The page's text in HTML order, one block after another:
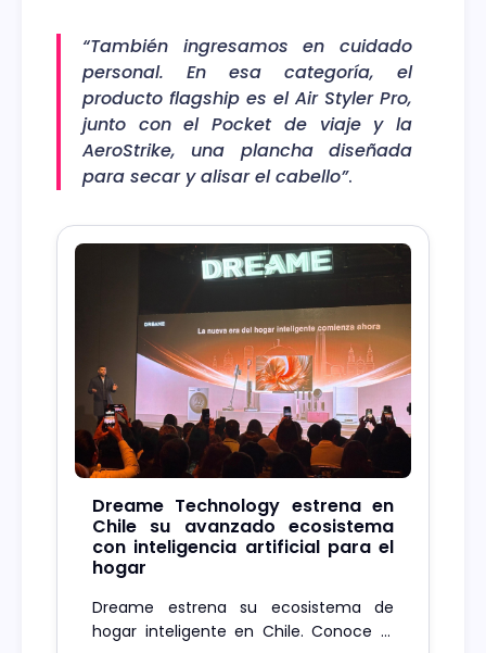
“También ingresamos en cuidado
personal. En esa categoría, el
producto flagship es el Air Styler Pro,
junto con el Pocket de viaje y la
AeroStrike, una plancha diseñada
para secar y alisar el cabello”.
Dreame Technology estrena en
Chile su avanzado ecosistema
con inteligencia artificial para el
hogar
Dreame estrena su ecosistema de
hogar inteligente en Chile. Conoce el